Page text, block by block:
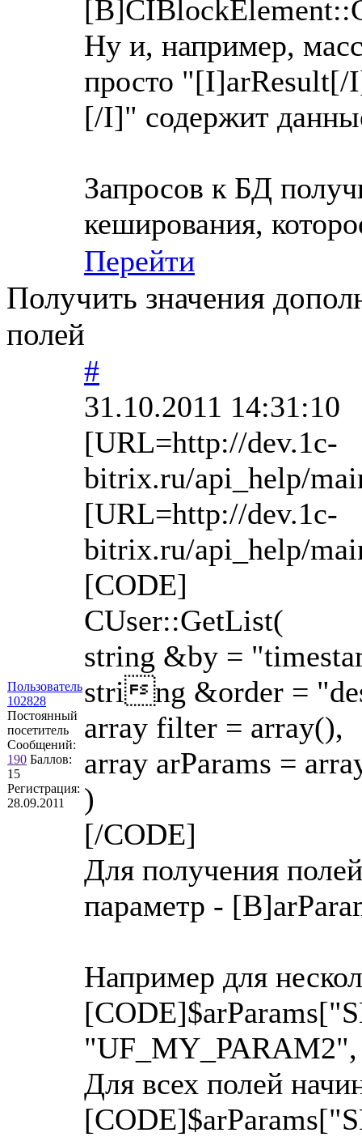
Ну и, например,
просто
[/I]" содержит
Запросов к БД
кеширования,
Перейти
Получить значения
полей
Пользователь
102828
Постоянный
посетитель
Сообщений:
190 Баллов:
15
Регистрация:
28.09.2011
#
31.10.2011 14:31:10
[URL=http://dev.1c-
bitrix.ru/api_help/
[URL=http://dev.1c-
bitrix.ru/api_help/
[CODE]
CUser::GetList(
string &by =
string &order =
array filter = array(),
array arParams =
)
[/CODE]
Для получения
параметр -
Например для
Для всех полей